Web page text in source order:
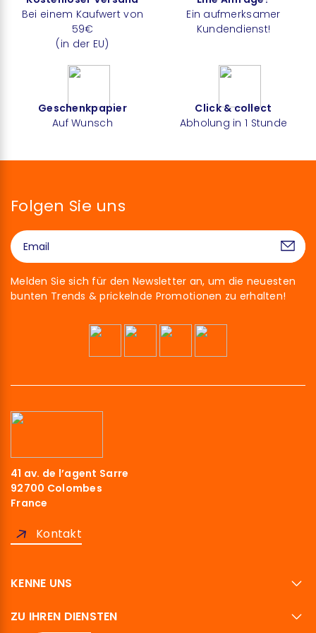
Bei einem Kaufwert von
59€
(in der EU)
Ein aufmerksamer
Kundendienst!
Geschenkpapier
Auf Wunsch
Click & collect
Abholung in 1 Stunde
Folgen Sie uns
Melden Sie sich für den Newsletter an, um die neuesten
bunten Trends & prickelnde Promotionen zu erhalten!
41 av. de l’agent Sarre
92700 Colombes
France
Kontakt
KENNE UNS
ZU IHREN DIENSTEN